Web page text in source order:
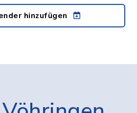
hinzufügen